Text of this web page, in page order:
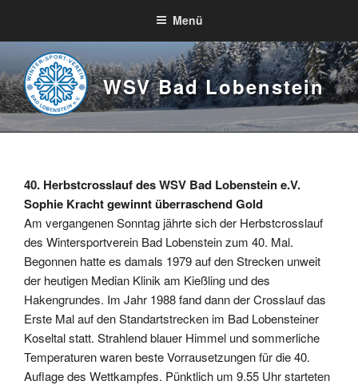
springen
WSV Bad Lobenstein
Menü
40. Herbstcrosslauf des WSV Bad Lobenstein e.V.
Sophie Kracht gewinnt überraschend Gold
Am vergangenen Sonntag jährte sich der Herbstcrosslauf
des Wintersportverein Bad Lobenstein zum 40. Mal.
Begonnen hatte es damals 1979 auf den Strecken unweit
der heutigen Median Klinik am Kießling und des
Hakengrundes. Im Jahr 1988 fand dann der Crosslauf das
Erste Mal auf den Standartstrecken im Bad Lobensteiner
Koseltal statt. Strahlend blauer Himmel und sommerliche
Temperaturen waren beste Vorrausetzungen für die 40.
Auflage des Wettkampfes. Pünktlich um 9.55 Uhr starteten